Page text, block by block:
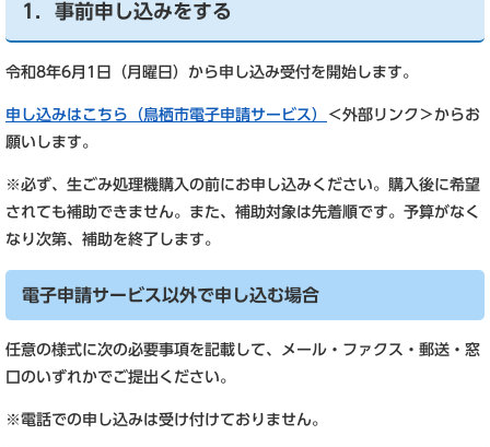
1．事前申し込みをする
令和8年6月1日（月曜日）から申し込み受付を開始します。
申し込みはこちら（鳥栖市電子申請サービス） ＜外部リンク＞ からお
願いします。
※必ず、生ごみ処理機購入の前にお申し込みください。購入後に希望
されても補助できません。また、補助対象は先着順です。予算がなく
なり次第、補助を終了します。
電子申請サービス以外で申し込む場合
任意の様式に次の必要事項を記載して、メール・ファクス・郵送・窓
口のいずれかでご提出ください。
※電話での申し込みは受け付けておりません。